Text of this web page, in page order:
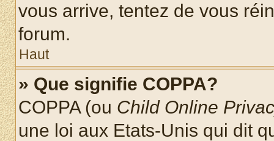
vous arrive, tentez de vous
forum.
Haut
» Que signifie COPPA?
COPPA (ou Child Online
une loi aux Etats-Unis qui dit